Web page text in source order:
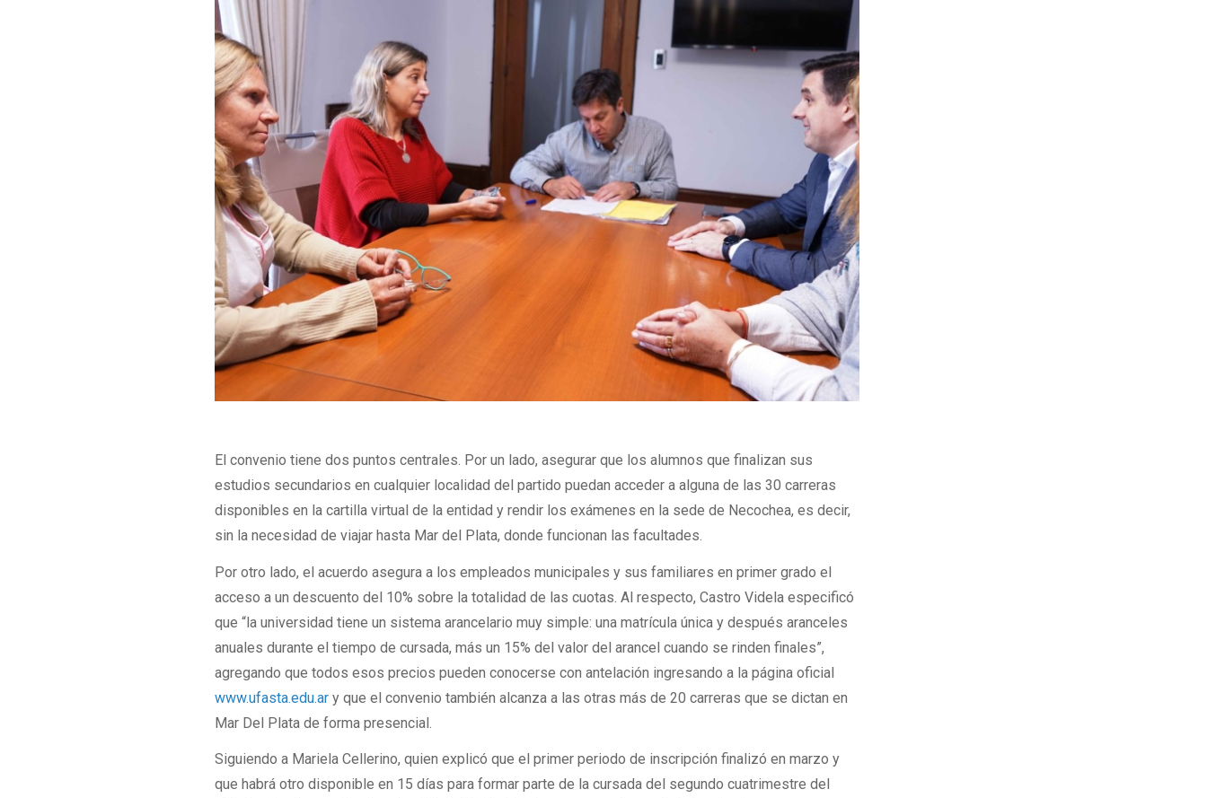
El convenio tiene dos puntos centrales. Por un lado, asegurar que los alumnos que finalizan sus
estudios secundarios en cualquier localidad del partido puedan acceder a alguna de las 30 carreras
disponibles en la cartilla virtual de la entidad y rendir los exámenes en la sede de Necochea, es decir,
sin la necesidad de viajar hasta Mar del Plata, donde funcionan las facultades.
Por otro lado, el acuerdo asegura a los empleados municipales y sus familiares en primer grado el
acceso a un descuento del 10% sobre la totalidad de las cuotas. Al respecto, Castro Videla especificó
que “la universidad tiene un sistema arancelario muy simple: una matrícula única y después aranceles
anuales durante el tiempo de cursada, más un 15% del valor del arancel cuando se rinden finales”,
agregando que todos esos precios pueden conocerse con antelación ingresando a la página oficial
www.ufasta.edu.ar y que el convenio también alcanza a las otras más de 20 carreras que se dictan en
Mar Del Plata de forma presencial.
Siguiendo a Mariela Cellerino, quien explicó que el primer periodo de inscripción finalizó en marzo y
que habrá otro disponible en 15 días para formar parte de la cursada del segundo cuatrimestre del